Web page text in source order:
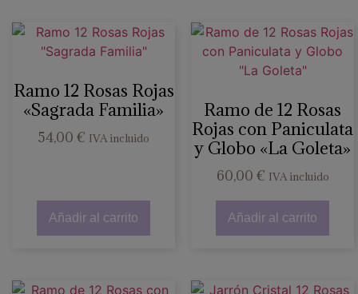
Ramo 12 Rosas Rojas
«Sagrada Familia»
54,00 € IVA incluido
Añadir al carrito
Ramo de 12 Rosas
Rojas con Paniculata
y Globo «La Goleta»
60,00 € IVA incluido
Añadir al carrito